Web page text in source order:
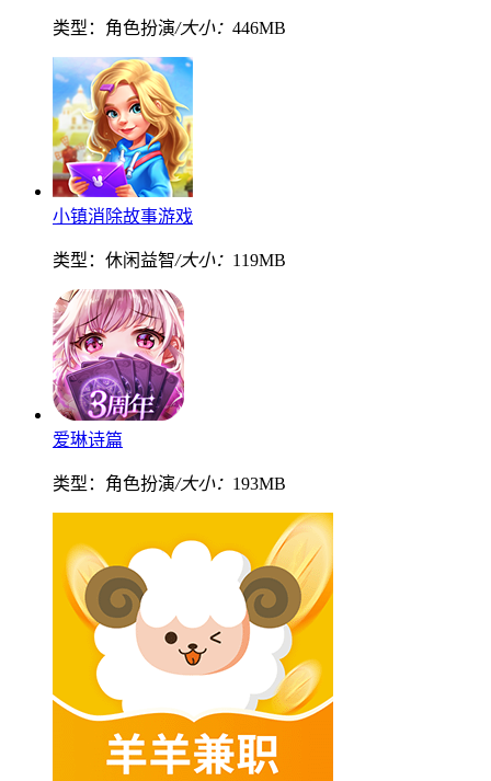
类型：角色扮演/大小： 446MB
小镇消除故事游戏
类型：休闲益智/大小： 119MB
爱琳诗篇
类型：角色扮演/大小： 193MB